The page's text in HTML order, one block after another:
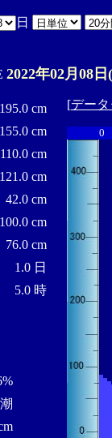
日
2022年02月08
195.0 cm
155.0 cm
110.0 cm
121.0 cm
42.0 cm
100.0 cm
76.0 cm
1.0 日
5.0 時
[デー
0